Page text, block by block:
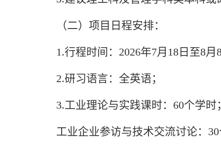
（二）项目日程安排：
1.行程时间：2026年7月18日至8月
2.研习语言：全英语；
3.工业理论与实践课时：60个学时
工业企业参访与技术交流讨论：